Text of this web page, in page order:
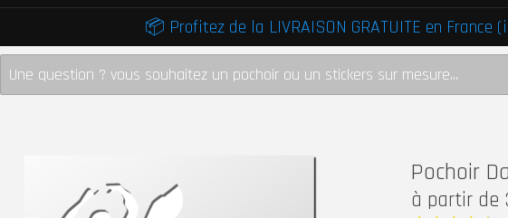
📦 Profitez de la LIVRAISON GRATUITE en
Une question ? vous souhaitez un pochoir ou un stickers sur mesure...
Pochoir
à partir de